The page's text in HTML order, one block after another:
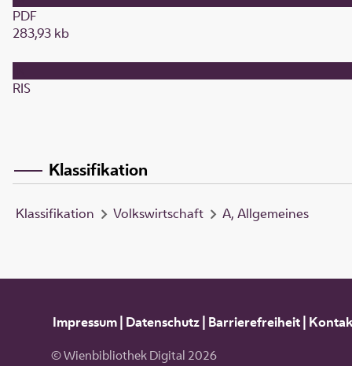
PDF
283,93 kb
RIS
Klassifikation
Klassifikation Volkswirtschaft A, Allgemeines
Impressum| Datenschutz| Barrierefreiheit|
© Wienbibliothek Digital 2026